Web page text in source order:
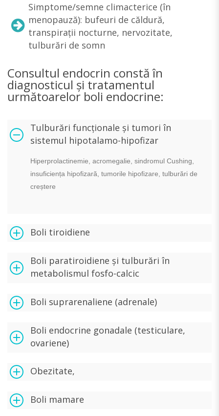
Simptome/semne climacterice (în
menopauză): bufeuri de căldură,
transpirații nocturne, nervozitate,
tulburări de somn
Consultul endocrin constă în
diagnosticul și tratamentul
următoarelor boli endocrine:
Tulburări funcționale și tumori în
sistemul hipotalamo-hipofizar
Hiperprolactinemie, acromegalie, sindromul Cushing,
insuficiența hipofizară, tumorile hipofizare, tulburări de
creștere
Boli tiroidiene
Boli paratiroidiene și tulburări în
metabolismul fosfo-calcic
Boli suprarenaliene (adrenale)
Boli endocrine gonadale (testiculare,
ovariene)
Obezitate,
Boli mamare